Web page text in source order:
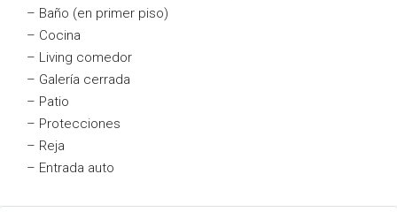
– Baño (en primer piso)
– Cocina
– Living comedor
– Galería cerrada
– Patio
– Protecciones
– Reja
– Entrada auto